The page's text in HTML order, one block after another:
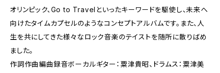
オリンピック、Go to Travelといったキーワードを駆使し、未来へ
向けたタイムカプセルのようなコンセプトアルバムです。また、人
生を共にしてきた様々なロック音楽のテイストを随所に散りばめ
ました。
作詞作曲編曲録音ボーカルギター：粟津貴昭、ドラムス：粟津美